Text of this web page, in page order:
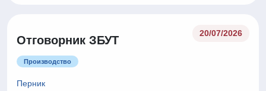
Отговорник ЗБУТ
20/07/2026
Производство
Перник